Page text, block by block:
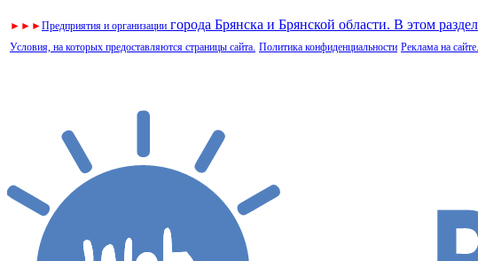
► ► ►Предприятия и организации города Брянска и Брянской области. В этом
Условия, на которых предоставляются страницы сайта. Политика конфиденциальности Реклама на